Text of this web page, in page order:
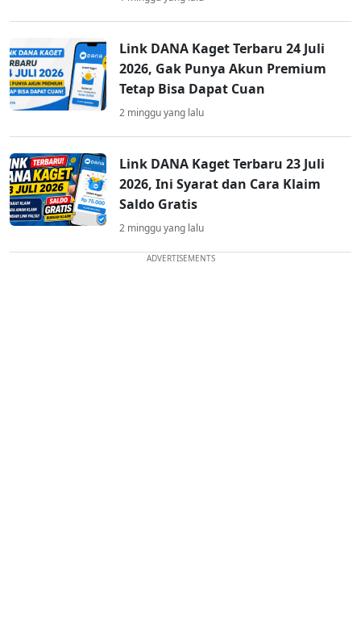
Link DANA Kaget Terbaru 24 Juli
2026, Gak Punya Akun Premium
Tetap Bisa Dapat Cuan
2 minggu yang lalu
Link DANA Kaget Terbaru 23 Juli
2026, Ini Syarat dan Cara Klaim
Saldo Gratis
2 minggu yang lalu
ADVERTISEMENTS